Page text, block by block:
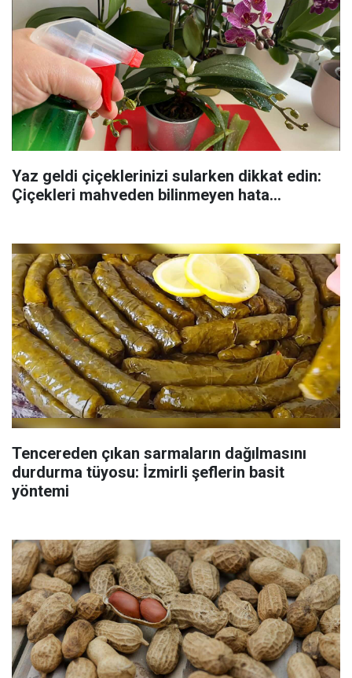
Yaz geldi çiçeklerinizi sularken dikkat edin:
Çiçekleri mahveden bilinmeyen hata...
Tencereden çıkan sarmaların dağılmasını
durdurma tüyosu: İzmirli şeflerin basit
yöntemi